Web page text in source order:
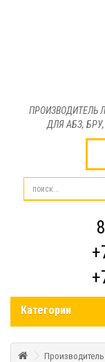
ПРОИЗВОДИТЕЛЬ
ДЛЯ АБЗ,
8
Категории
Производитель